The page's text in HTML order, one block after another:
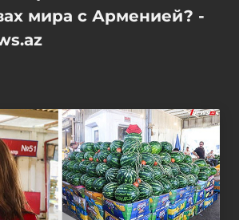
мира с Арменией? -